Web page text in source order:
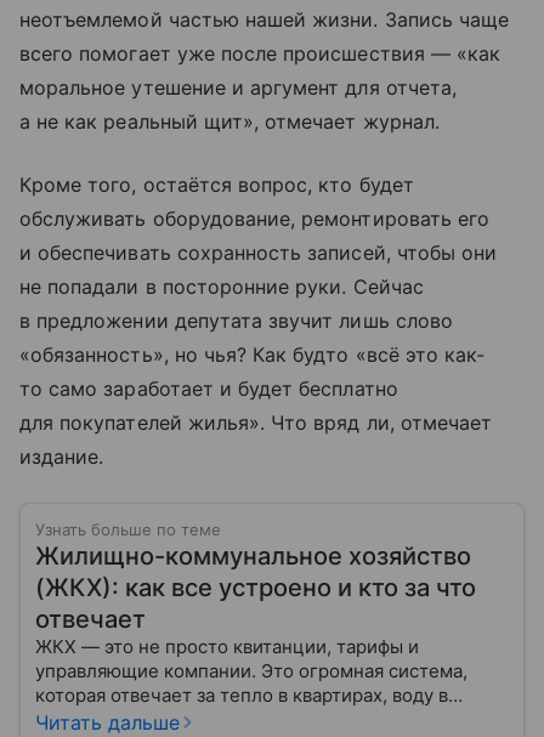
неотъемлемой частью нашей жизни. Запись чаще
всего помогает уже после происшествия — «как
моральное утешение и аргумент для отчета,
а не как реальный щит», отмечает журнал.
Кроме того, остаётся вопрос, кто будет
обслуживать оборудование, ремонтировать его
и обеспечивать сохранность записей, чтобы они
не попадали в посторонние руки. Сейчас
в предложении депутата звучит лишь слово
«обязанность», но чья? Как будто «всё это как-
то само заработает и будет бесплатно
для покупателей жилья». Что вряд ли, отмечает
издание.
Узнать больше по теме
Жилищно-коммунальное хозяйство
(ЖКХ): как все устроено и кто за что
отвечает
ЖКХ — это не просто квитанции, тарифы и
управляющие компании. Это огромная система,
которая отвечает за тепло в квартирах, воду в
кране, освещение улиц и чистоту во дворах.
Читать дальше